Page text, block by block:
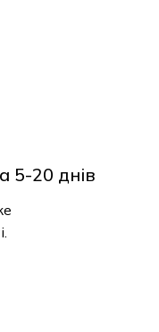
5-20 днів